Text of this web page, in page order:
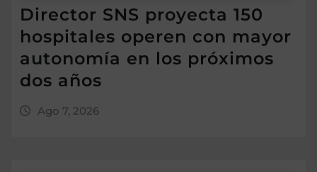
Director SNS proyecta 150
hospitales operen con mayor
autonomía en los próximos
dos años
Ago 7, 2026